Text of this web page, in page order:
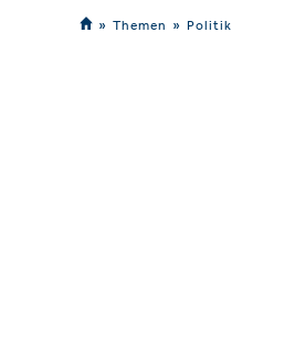
Themen Politik